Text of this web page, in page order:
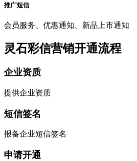
推广短信
会员服务、优惠通知、新品上市通知
灵石彩信营销开通流程
企业资质
提供企业资质
短信签名
报备企业短信签名
申请开通